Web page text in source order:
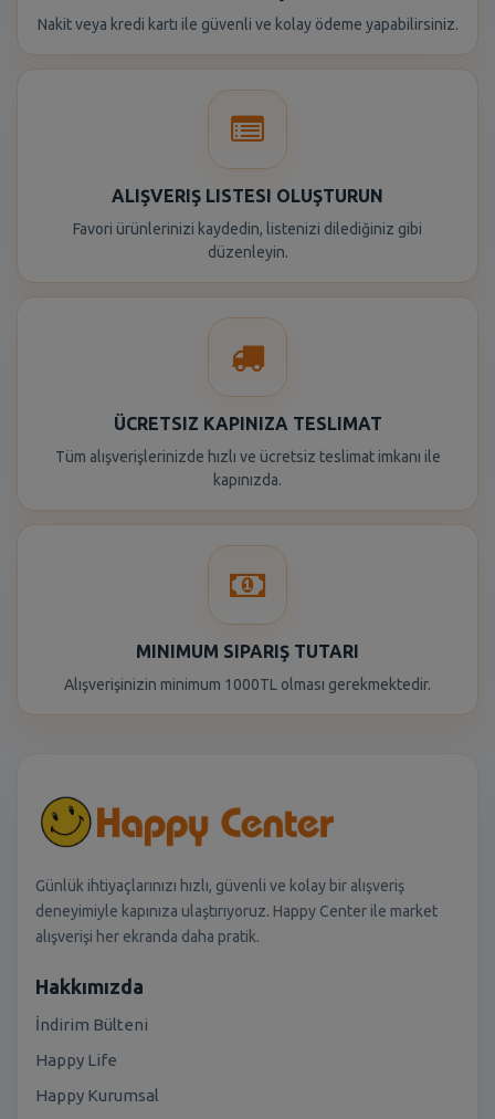
Nakit veya kredi kartı ile güvenli ve kolay ödeme yapabilirsiniz.
ALIŞVERIŞ LISTESI OLUŞTURUN
Favori ürünlerinizi kaydedin, listenizi dilediğiniz gibi
düzenleyin.
ÜCRETSIZ KAPINIZA TESLIMAT
Tüm alışverişlerinizde hızlı ve ücretsiz teslimat imkanı ile
kapınızda.
MINIMUM SIPARIŞ TUTARI
Alışverişinizin minimum 1000TL olması gerekmektedir.
Günlük ihtiyaçlarınızı hızlı, güvenli ve kolay bir alışveriş
deneyimiyle kapınıza ulaştırıyoruz. Happy Center ile market
alışverişi her ekranda daha pratik.
Hakkımızda
İndirim Bülteni
Happy Life
Happy Kurumsal